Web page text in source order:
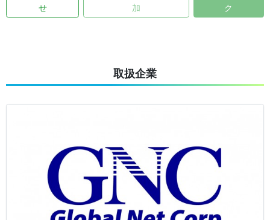
せ
加
ク
取扱企業